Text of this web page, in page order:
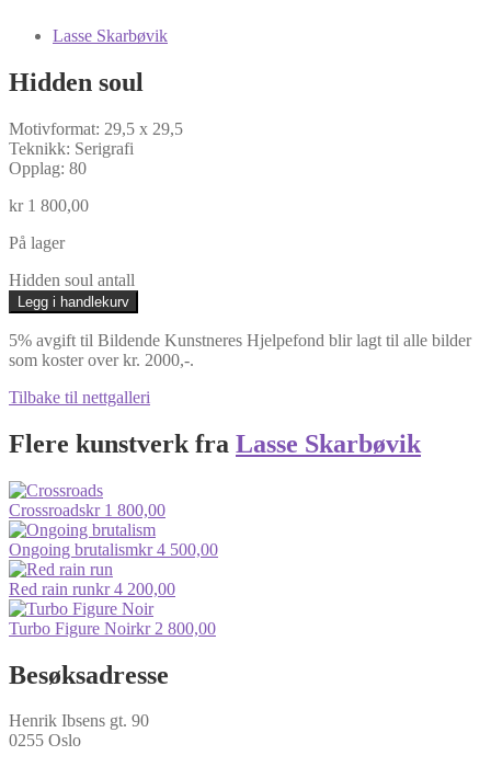
Lasse Skarbøvik
Hidden soul
Motivformat: 29,5 x 29,5
Teknikk: Serigrafi
Opplag: 80
kr1 800,00
På lager
Hidden soul antall
Legg i handlekurv
5% avgift til Bildende Kunstneres Hjelpefond blir lagt til alle bilder
som koster over kr. 2000,-.
Tilbake til nettgalleri
Flere kunstverk fra Lasse Skarbøvik
Crossroadskr1 800,00
Ongoing brutalismkr4 500,00
Red rain runkr4 200,00
Turbo Figure Noirkr2 800,00
Besøksadresse
Henrik Ibsens gt. 90
0255 Oslo